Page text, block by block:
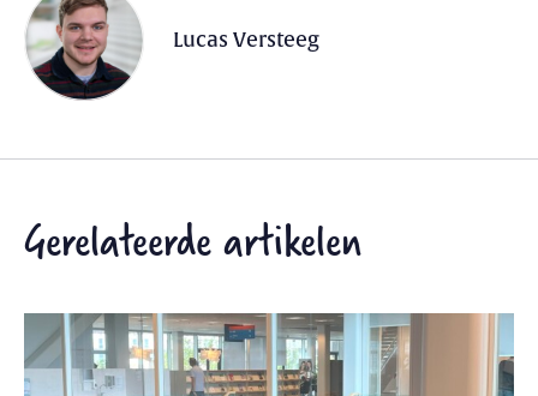
Lucas Versteeg
Gerelateerde artikelen